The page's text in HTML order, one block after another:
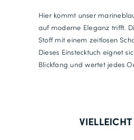
Hier kommt unser
auf moderne Eleganz trifft.
Stoff mit einem zeitlosen
Dieses Einstecktuch eignet
Blickfang und wertet jedes